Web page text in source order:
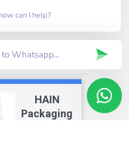
HAIN
Packaging
can I help?